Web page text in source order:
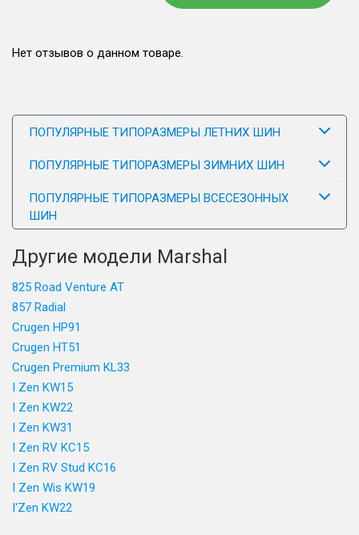
Нет отзывов о данном товаре.
ПОПУЛЯРНЫЕ ТИПОРАЗМЕРЫ ЛЕТНИХ ШИН
ПОПУЛЯРНЫЕ ТИПОРАЗМЕРЫ ЗИМНИХ ШИН
ПОПУЛЯРНЫЕ ТИПОРАЗМЕРЫ ВСЕСЕЗОННЫХ
ШИН
Другие модели Marshal
825 Road Venture AT
857 Radial
Crugen HP91
Crugen HT51
Crugen Premium KL33
I Zen KW15
I Zen KW22
I Zen KW31
I Zen RV KC15
I Zen RV Stud KC16
I Zen Wis KW19
I'Zen KW22